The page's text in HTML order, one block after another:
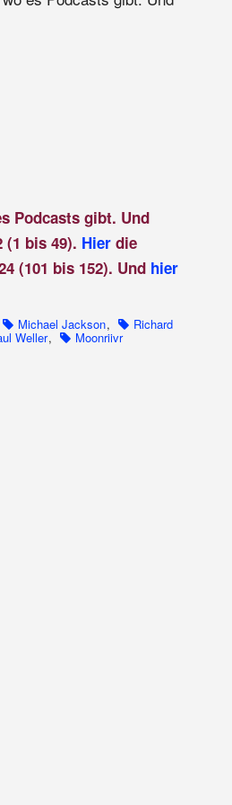
Podcasts gibt. Und
(1 bis 49). Hier die
(101 bis 152). Und hier
Michael Jackson, Richard
Weller, Moonriivr